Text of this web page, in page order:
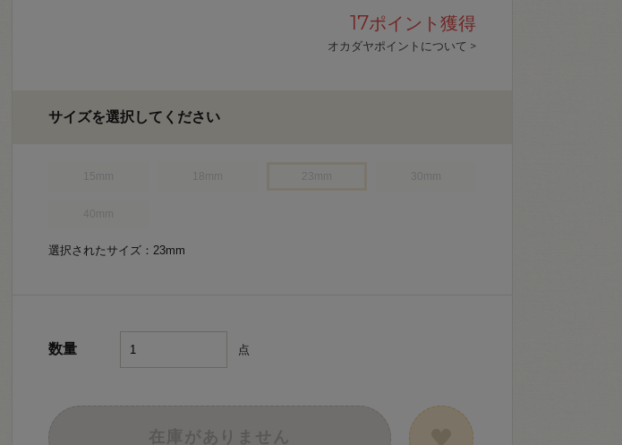
17ポイント獲得
オカダヤポイントについて >
サイズを選択してください
選択されたサイズ：23mm
数量 点